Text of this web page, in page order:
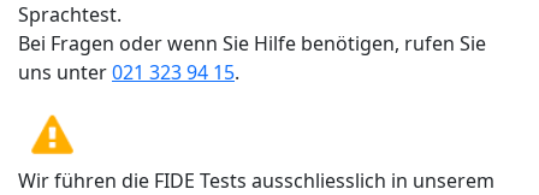
Sprachtest.
Bei Fragen oder wenn Sie Hilfe benötigen, rufen Sie
uns unter021 323 94 15.
Wir führen die FIDE Tests ausschliesslich in unserem